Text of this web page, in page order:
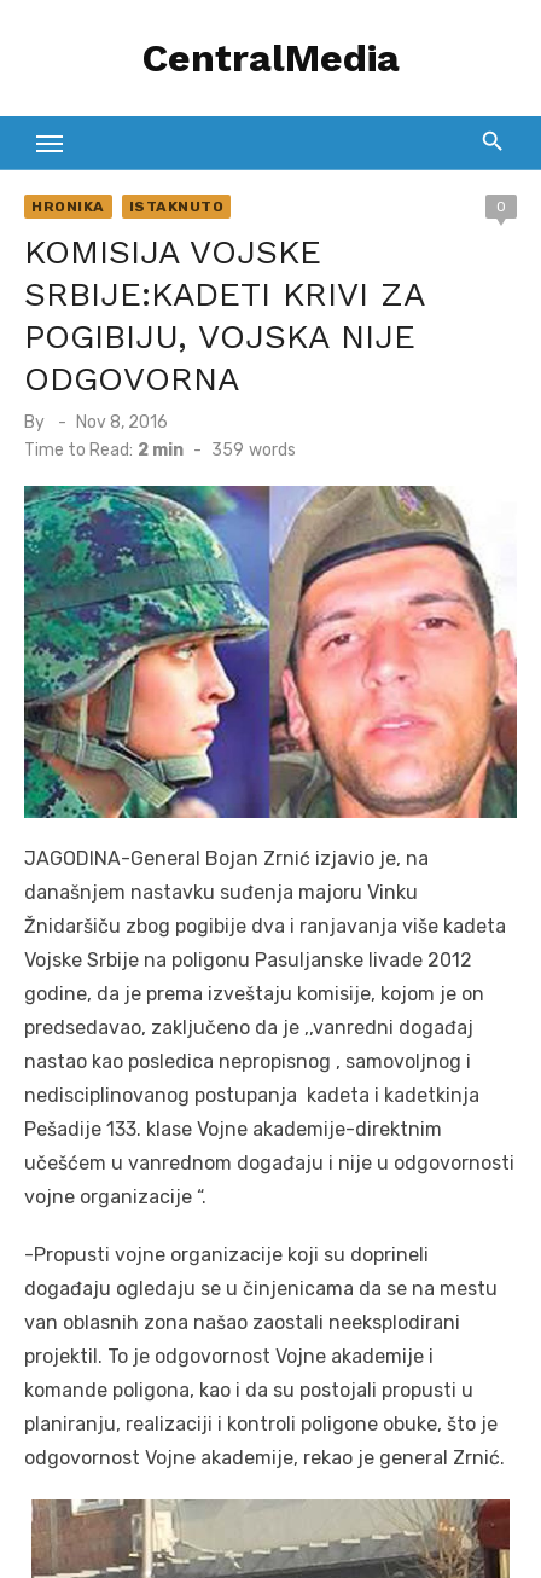
CentralMedia
HRONIKA ISTAKNUTO 0
KOMISIJA VOJSKE
SRBIJE:KADETI KRIVI ZA
POGIBIJU, VOJSKA NIJE
ODGOVORNA
By
Posted
on
Nov 8, 2016
Time to Read: 2 min - 359 words
JAGODINA-General Bojan Zrnić izjavio je, na
današnjem nastavku suđenja majoru Vinku
Žnidaršiču zbog pogibije dva i ranjavanja više kadeta
Vojske Srbije na poligonu Pasuljanske livade 2012
godine, da je prema izveštaju komisije, kojom je on
predsedavao, zaključeno da je ,,vanredni događaj
nastao kao posledica nepropisnog , samovoljnog i
nedisciplinovanog postupanja kadeta i kadetkinja
Pešadije 133. klase Vojne akademije-direktnim
učešćem u vanrednom događaju i nije u odgovornosti
vojne organizacije “.
-Propusti vojne organizacije koji su doprineli
događaju ogledaju se u činjenicama da se na mestu
van oblasnih zona našao zaostali neeksplodirani
projektil. To je odgovornost Vojne akademije i
komande poligona, kao i da su postojali propusti u
planiranju, realizaciji i kontroli poligone obuke, što je
odgovornost Vojne akademije, rekao je general Zrnić.